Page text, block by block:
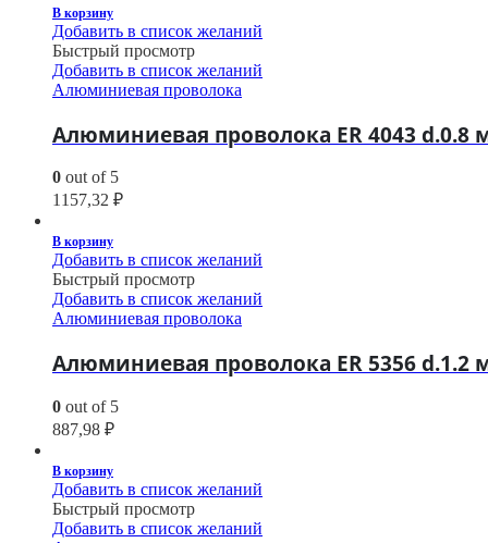
В корзину
Добавить в список желаний
Быстрый просмотр
Добавить в список желаний
Алюминиевая проволока
Алюминиевая проволока ER 4043 d.0.8
0 out of 5
1157,32 ₽
В корзину
Добавить в список желаний
Быстрый просмотр
Добавить в список желаний
Алюминиевая проволока
Алюминиевая проволока ER 5356 d.1.2
0 out of 5
887,98 ₽
В корзину
Добавить в список желаний
Быстрый просмотр
Добавить в список желаний